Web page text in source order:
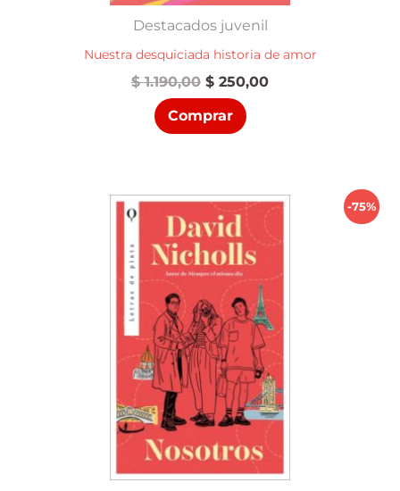
Destacados juvenil
Nuestra desquiciada historia de amor
$1.190,00 El
precio
original
era:
$ 250,00El
Comprar
-75%